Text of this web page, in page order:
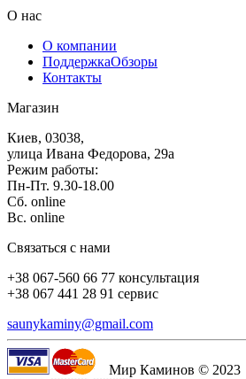
О нас
О компании
ПоддержкаОбзоры
Контакты
Магазин
Киев, 03038,
улица Ивана Федорова, 29а
Режим работы:
Пн-Пт. 9.30-18.00
Сб. online
Вс. online
Связаться с нами
+38 067-560 66 77 консультация
+38 067 441 28 91 сервис
saunykaminy@gmail.com
Мир Каминов © 2023